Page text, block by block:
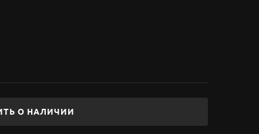
О НАЛИЧИИ